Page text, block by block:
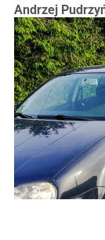
Andrzej